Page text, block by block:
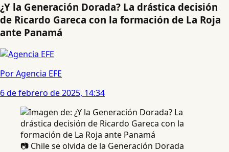
¿Y la Generación Dorada? La drástica decisión
de Ricardo Gareca con la formación de La Roja
ante Panamá
Por Agencia EFE
6 de febrero de 2025, 14:34
📷 Chile se olvida de la Generación Dorada